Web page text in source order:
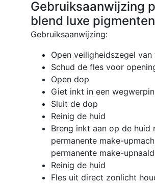
Gebruiksaanwijzing
blend luxe pigmenten
Gebruiksaanwijzing:
Open veiligheidszegel van
Schud de fles voor
Open dop
Giet inkt in een
Sluit de dop
Reinig de huid
Breng inkt aan op de huid
permanente make-
permanente make-
Reinig de huid
Fles uit direct zonlicht